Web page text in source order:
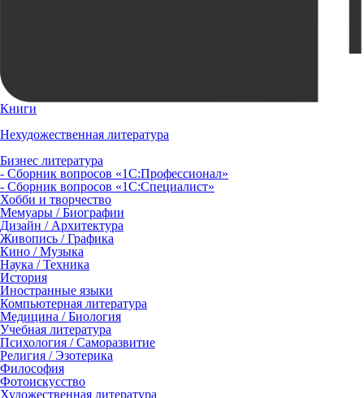
Книги
Нехудожественная литература
Бизнес литература
- Сборник вопросов «1С:Профессионал»
- Сборник вопросов «1С:Специалист»
Хобби и творчество
Мемуары / Биографии
Дизайн / Архитектура
Живопись / Графика
Кино / Музыка
Наука / Техника
История
Иностранные языки
Компьютерная литература
Медицина / Биология
Учебная литература
Психология / Саморазвитие
Религия / Эзотерика
Философия
Фотоискусство
Художественная литература